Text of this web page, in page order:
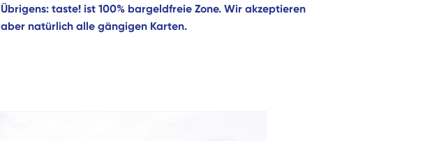
Übrigens: taste! ist 100% bargeldfreie Zone. Wir akzeptieren
aber natürlich alle gängigen Karten.